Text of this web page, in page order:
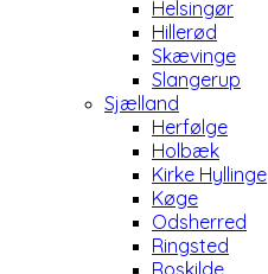
Helsingør
Hillerød
Skævinge
Slangerup
Sjælland
Herfølge
Holbæk
Kirke Hyllinge
Køge
Odsherred
Ringsted
Roskilde